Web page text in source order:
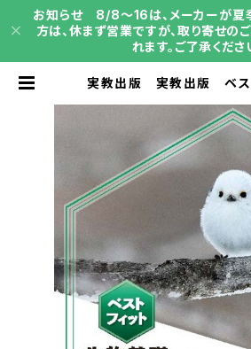
お知らせ 8/8～16は、メーカーが夏
方は、休まず営業ですが、取り寄せの
れます。ご了承くださ
実教出版 実教出版 ベス
題集本体と別冊解答あ
題集本体と別冊解答つき
84407367676 ISBN-
SH7NNWD SKU：
| 育之書店（いくのしょ